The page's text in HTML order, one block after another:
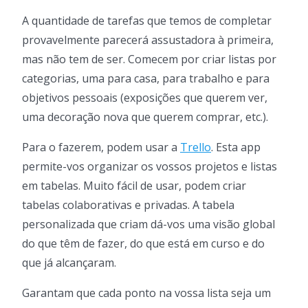
A quantidade de tarefas que temos de completar
provavelmente parecerá assustadora à primeira,
mas não tem de ser. Comecem por criar listas por
categorias, uma para casa, para trabalho e para
objetivos pessoais (exposições que querem ver,
uma decoração nova que querem comprar, etc.).
Para o fazerem, podem usar a Trello. Esta app
permite-vos organizar os vossos projetos e listas
em tabelas. Muito fácil de usar, podem criar
tabelas colaborativas e privadas. A tabela
personalizada que criam dá-vos uma visão global
do que têm de fazer, do que está em curso e do
que já alcançaram.
Garantam que cada ponto na vossa lista seja um